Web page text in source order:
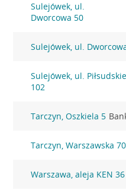
Sulejówek, ul.
Dworcowa 50
Sulejówek, ul.
Sulejówek, ul.
102
Tarczyn, Oszkiela 5
Tarczyn, Warszawska 70
Warszawa, aleja KEN 36